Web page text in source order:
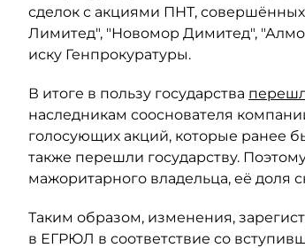
сделок с акциями ПНТ,
Лимитед", "Новомор Димитед",
иску Генпрокуратуры.
В итоге в пользу государства
наследникам сооснователя
голосующих акций, которые ранее
также перешли государству.
мажоритарного владельца, её доля
Таким образом, изменения,
в ЕГРЮЛ в соответствие со